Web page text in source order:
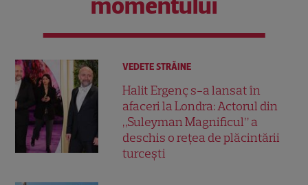
VEDETE STRĂINE
Halit Ergenç s-a lansat în
afaceri la Londra: Actorul din
„Suleyman Magnificul” a
deschis o rețea de plăcintării
turcești